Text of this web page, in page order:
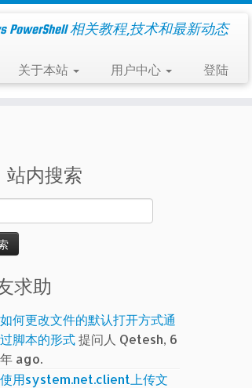
PowerShell 相关教程,技术和最新动态
关于本站 用户中心 登陆
站内搜索
求助
如何更改文件的默认打开方式通
过脚本的形式提问人 Qetesh, 6
年 ago.
使用system.net.client上传文